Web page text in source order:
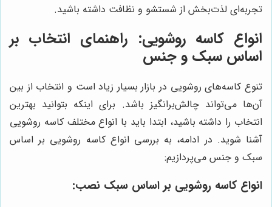
تجربه‌ای لذت‌بخش از شستشو و نظافت داشته باشید.
انواع کاسه روشویی: راهنمای انتخاب بر
اساس سبک و جنس
تنوع کاسه‌های روشویی در بازار بسیار زیاد است و انتخاب از بین
آن‌ها می‌تواند چالش‌برانگیز باشد. برای اینکه بتوانید بهترین
انتخاب را داشته باشید، ابتدا باید با انواع مختلف کاسه روشویی
آشنا شوید. در ادامه، به بررسی انواع کاسه روشویی بر اساس
سبک و جنس می‌پردازیم:
انواع کاسه روشویی بر اساس سبک نصب: